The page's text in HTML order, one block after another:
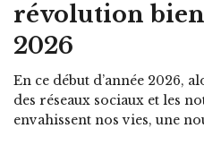
révolution
2026
En ce début d’année 2026,
des réseaux sociaux et les
envahissent nos vies, une